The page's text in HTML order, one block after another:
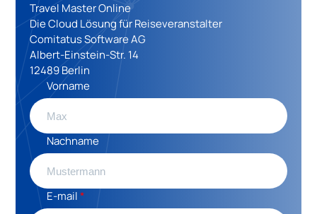
Travel Master Online
Die Cloud Lösung für Reiseveranstalter
Comitatus Software AG
Albert-Einstein-Str. 14
12489 Berlin
Vorname
Nachname
E-mail